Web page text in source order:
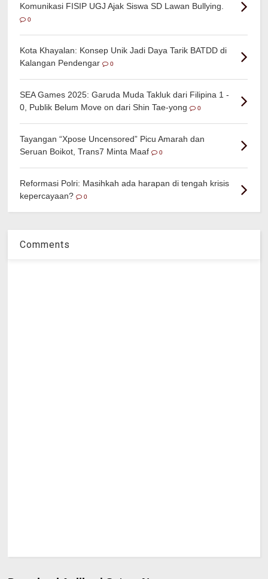
Komunikasi FISIP UGJ Ajak Siswa SD Lawan Bullying.
0
Kota Khayalan: Konsep Unik Jadi Daya Tarik BATDD di
Kalangan Pendengar
0
SEA Games 2025: Garuda Muda Takluk dari Filipina 1 -
0, Publik Belum Move on dari Shin Tae-yong
0
Tayangan “Xpose Uncensored” Picu Amarah dan
Seruan Boikot, Trans7 Minta Maaf
0
Reformasi Polri: Masihkah ada harapan di tengah krisis
kepercayaan?
0
Comments